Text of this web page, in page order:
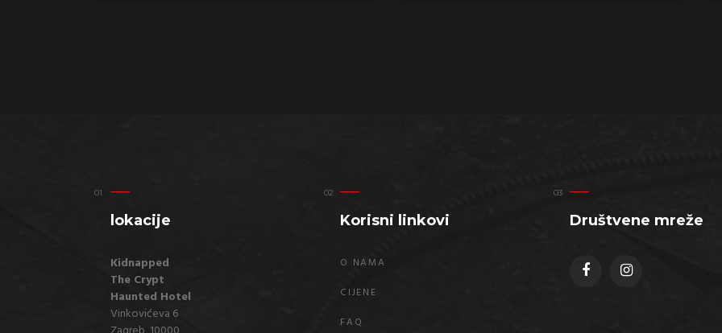
lokacije
Kidnapped
The Crypt
Haunted Hotel
Vinkovićeva 6
Korisni linkovi
O NAMA
CIJENE
FAQ
Društvene mreže